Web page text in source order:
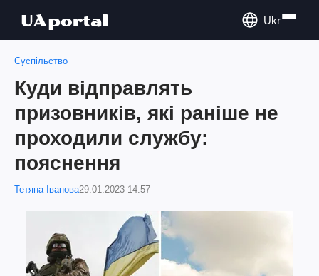
Ukr
Суспільство
Куди відправлять
призовників, які раніше не
проходили службу:
пояснення
Тетяна Іванова29.01.2023 14:57